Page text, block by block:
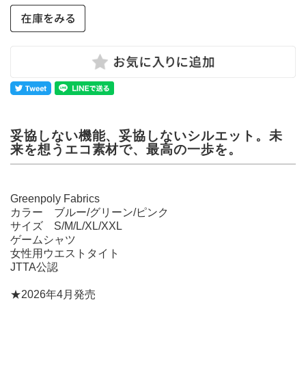
妥協しない機能、妥協しないシルエット。未
来を想うエコ素材で、最高の一歩を。
Greenpoly Fabrics
カラー ブルー/グリーン/ピンク
サイズ S/M/L/XL/XXL
ゲームシャツ
女性用ウエストタイト
JTTA公認
★2026年4月発売